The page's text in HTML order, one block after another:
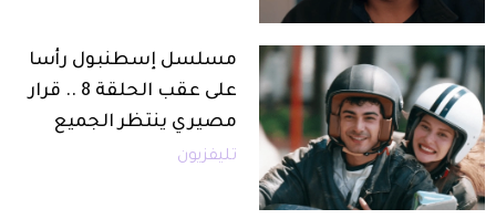
مسلسل إسطنبول رأسا
على عقب الحلقة 8 .. قرار
مصيري ينتظر الجميع
تليفزيون